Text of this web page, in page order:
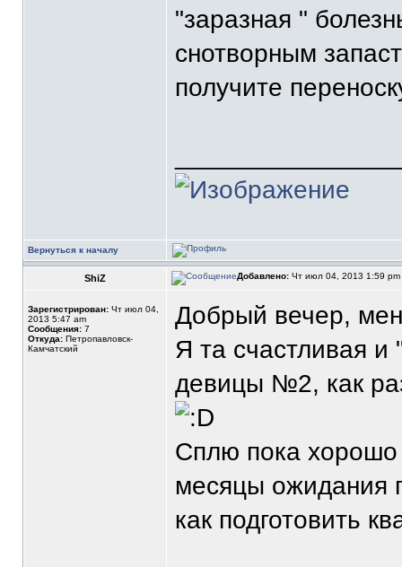
"заразная "
снотворным
получите
Вернуться к началу
ShiZ Добавлено: Чт июл 04, 2013 1:59 pm
Зарегистрирован: Чт июл 04,
2013 5:47 am
Сообщения: 7
Откуда: Петропавловск-
Камчатский
Добрый вечер,
Я та счастливая и
девицы №2, как
Сплю пока
месяцы ожидания
как подготовить